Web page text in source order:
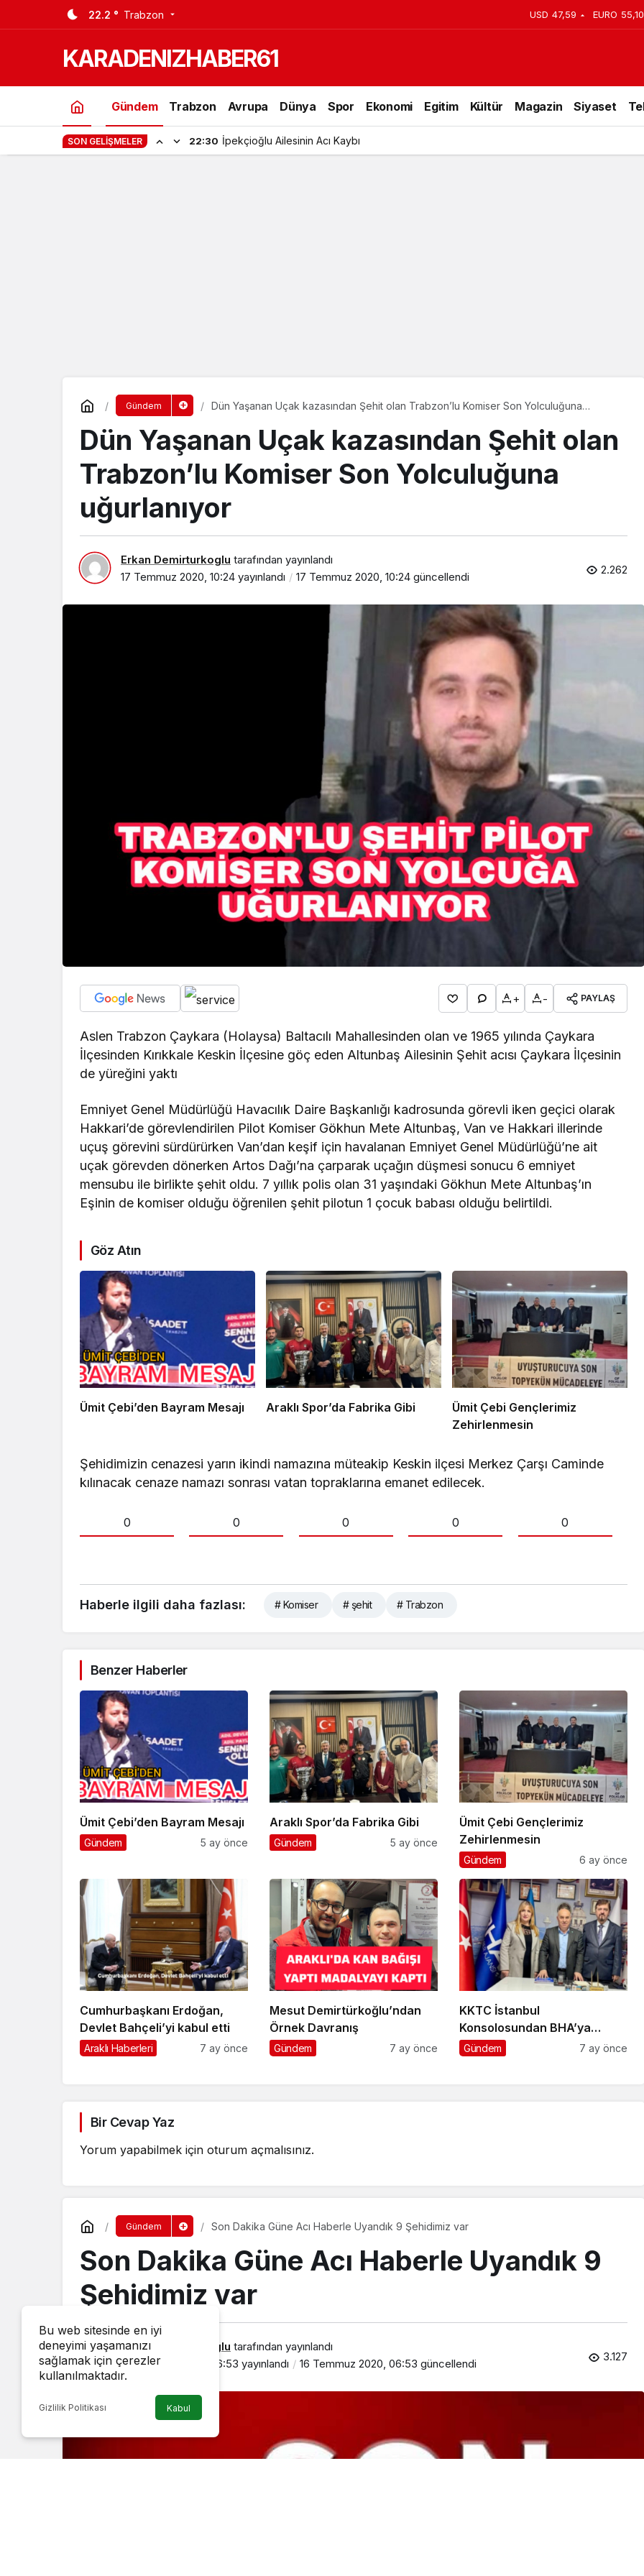
22.2 ° Trabzon USD 47,59 EURO 55,10
KARADENIZHABER61
Gündem Trabzon Avrupa Dünya Spor Ekonomi Egitim Kültür Magazin Siyaset
SON GELIŞMELER 22:30 İpekçioğlu Ailesinin Acı Kaybı
Gündem
Dün Yaşanan Uçak kazasından Şehit olan Trabzon’lu Komiser Son Yolculuğuna
Dün Yaşanan Uçak kazasından Şehit olan
Trabzon’lu Komiser Son Yolculuğuna
uğurlanıyor
Erkan Demirturkoglu tarafından yayınlandı
17 Temmuz 2020, 10:24 yayınlandı 17 Temmuz 2020, 10:24 güncellendi 2.262
+ - PAYLAŞ
Aslen Trabzon Çaykara (Holaysa) Baltacılı Mahallesinden olan ve 1965 yılında Çaykara
İlçesinden Kırıkkale Keskin İlçesine göç eden Altunbaş Ailesinin Şehit acısı Çaykara İlçesinin
de yüreğini yaktı
Emniyet Genel Müdürlüğü Havacılık Daire Başkanlığı kadrosunda görevli iken geçici olarak
Hakkari’de görevlendirilen Pilot Komiser Gökhun Mete Altunbaş, Van ve Hakkari illerinde
uçuş görevini sürdürürken Van’dan keşif için havalanan Emniyet Genel Müdürlüğü’ne ait
uçak görevden dönerken Artos Dağı’na çarparak uçağın düşmesi sonucu 6 emniyet
mensubu ile birlikte şehit oldu. 7 yıllık polis olan 31 yaşındaki Gökhun Mete Altunbaş’ın
Eşinin de komiser olduğu öğrenilen şehit pilotun 1 çocuk babası olduğu belirtildi.
Göz Atın
Ümit Çebi’den Bayram Mesajı Araklı Spor’da Fabrika Gibi
Ümit Çebi Gençlerimiz
Zehirlenmesin
Şehidimizin cenazesi yarın ikindi namazına müteakip Keskin ilçesi Merkez Çarşı Caminde
kılınacak cenaze namazı sonrası vatan topraklarına emanet edilecek.
0 0 0 0 0
Haberle ilgili daha fazlası: # Komiser # şehit # Trabzon
Benzer Haberler
Ümit Çebi’den Bayram Mesajı
Gündem 5 ay önce
Araklı Spor’da Fabrika Gibi
Gündem 5 ay önce
Ümit Çebi Gençlerimiz
Zehirlenmesin
Gündem 6 ay önce
Cumhurbaşkanı Erdoğan,
Devlet Bahçeli’yi kabul etti
Araklı Haberleri 7 ay önce
Mesut Demirtürkoğlu’ndan
Örnek Davranış
Gündem 7 ay önce
KKTC İstanbul
Konsolosundan BHA’ya
Ziyaret
Gündem 7 ay önce
Bir Cevap Yaz
Yorum yapabilmek için oturum açmalısınız.
Araklı Haberleri
İpekçioğlu Ailesinin Acı
Kaybı
Gündem Son Dakika Güne Acı Haberle Uyandık 9 Şehidimiz var
Son Dakika Güne Acı Haberle Uyandık 9
Şehidimiz var
Erkan Demirturkoglu tarafından yayınlandı
16 Temmuz 2020, 06:53 yayınlandı 16 Temmuz 2020, 06:53 güncellendi 3.127
Son Dakika Güne Acı Haberle Uyandık 9 Şehidimiz var
Bu web sitesinde en iyi
deneyimi yaşamanızı
sağlamak için çerezler
kullanılmaktadır.
Gizlilik Politikası Kabul